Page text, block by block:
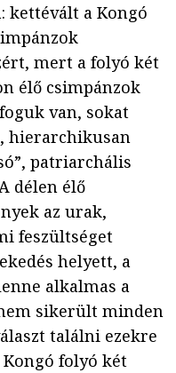
kettévált a Kongó
mert a folyó két
élő csimpánzok
van, sokat
hierarchikusan
patriarchális
délen élő
az urak,
feszültséget
helyett, a
alkalmas a
sikerült minden
találni ezekre
folyó két